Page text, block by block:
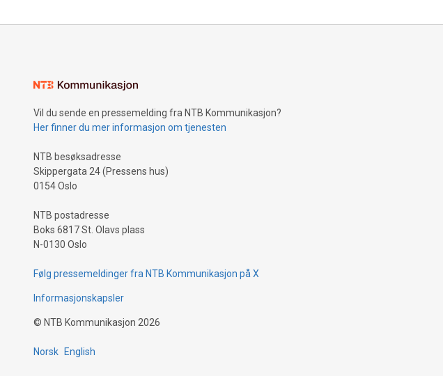
seg også, sier Torunn Nordbø, daglig leder
Vil du sende en pressemelding fra NTB Kommunikasjon?
Her finner du mer informasjon om tjenesten
NTB besøksadresse
Skippergata 24 (Pressens hus)
0154 Oslo
NTB postadresse
Boks 6817 St. Olavs plass
N-0130 Oslo
Følg pressemeldinger fra NTB Kommunikasjon på X
Informasjonskapsler
© NTB Kommunikasjon 2026
Norsk English